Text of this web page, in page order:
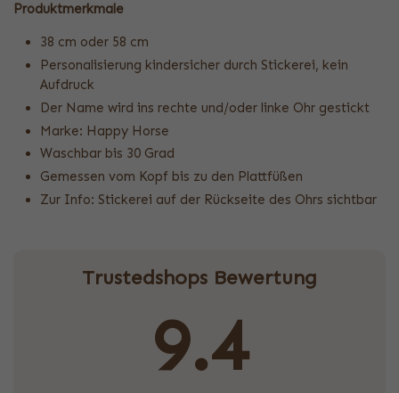
Produktmerkmale
38 cm oder 58 cm
Personalisierung kindersicher durch Stickerei, kein
Aufdruck
Der Name wird ins rechte und/oder linke Ohr gestickt
Marke: Happy Horse
Waschbar bis 30 Grad
Gemessen vom Kopf bis zu den Plattfüßen
Zur Info: Stickerei auf der Rückseite des Ohrs sichtbar
Trustedshops Bewertung
9.4